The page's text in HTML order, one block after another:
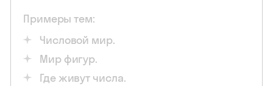
Примеры тем:
Числовой мир.
Мир фигур.
Где живут числа.